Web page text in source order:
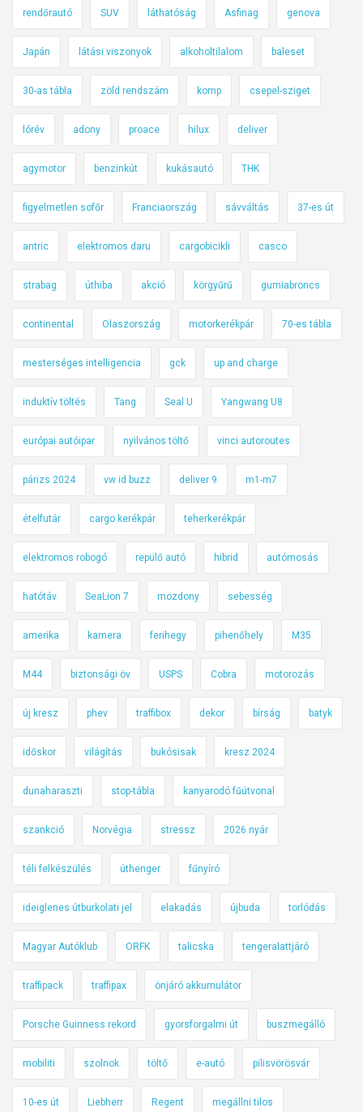
rendőrautó SUV láthatóság Asfinag genova
Japán látási viszonyok alkoholtilalom baleset
30-as tábla zöld rendszám komp csepel-sziget
lórév adony proace hilux deliver
agymotor benzinkút kukásautó THK
figyelmetlen sofőr Franciaország sávváltás 37-es út
antric elektromos daru cargobicikli casco
strabag úthiba akció körgyűrű gumiabroncs
continental Olaszország motorkerékpár 70-es tábla
mesterséges intelligencia gck up and charge
induktív töltés Tang Seal U Yangwang U8
európai autóipar nyilvános töltő vinci autoroutes
párizs 2024 vw id buzz deliver 9 m1-m7
ételfutár cargo kerékpár teherkerékpár
elektromos robogó repülő autó hibrid autómosás
hatótáv SeaLion 7 mozdony sebesség
amerika kamera ferihegy pihenőhely M35
M44 biztonsági öv USPS Cobra motorozás
új kresz phev traffibox dekor bírság batyk
időskor világítás bukósisak kresz 2024
dunaharaszti stop-tábla kanyarodó fűútvonal
szankció Norvégia stressz 2026 nyár
téli felkészülés úthenger fűnyíró
ideiglenes útburkolati jel elakadás újbuda torlódás
Magyar Autóklub ORFK talicska tengeralattjáró
traffipack traffipax önjáró akkumulátor
Porsche Guinness rekord gyorsforgalmi út buszmegálló
mobiliti szolnok töltő e-autó pilisvörösvár
10-es út Liebherr Regent megállni tilos